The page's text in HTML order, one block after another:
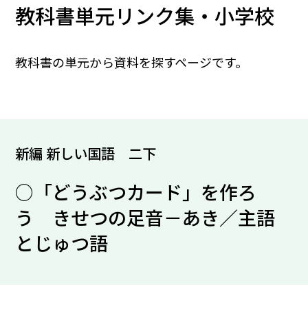
教科書単元リンク集・小学校
教科書の単元から資料を探すページです。
新編 新しい国語 二下
○「どうぶつカード」を作ろ
う きせつの足音－あき／主語
とじゅつ語